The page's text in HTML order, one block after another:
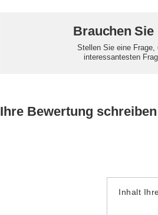
Brauchen Sie
Stellen Sie eine Frage,
interessantesten
Ihre Bewertung schreiben
Inhalt